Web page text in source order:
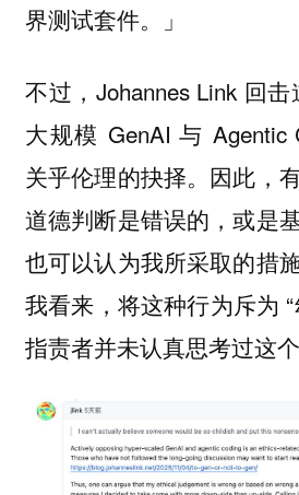
界测试套件。」
不过，Johannes Link 回
大规模 GenAI 与 Agentic
关乎伦理的抉择。因此，
道德判断是错误的，或是
也可以认为我所采取的措
我看来，将这种行为斥为
指责者并未认真思考过这